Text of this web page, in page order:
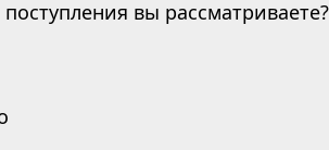
вы рассматриваете?